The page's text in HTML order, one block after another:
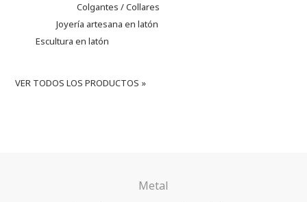
Colgantes / Collares
Joyería artesana en latón
Escultura en latón
VER TODOS LOS PRODUCTOS »
Metal